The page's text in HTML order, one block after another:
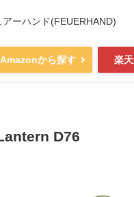
アーハンド(FEUERHAND)
Amazonから探す 楽
D76